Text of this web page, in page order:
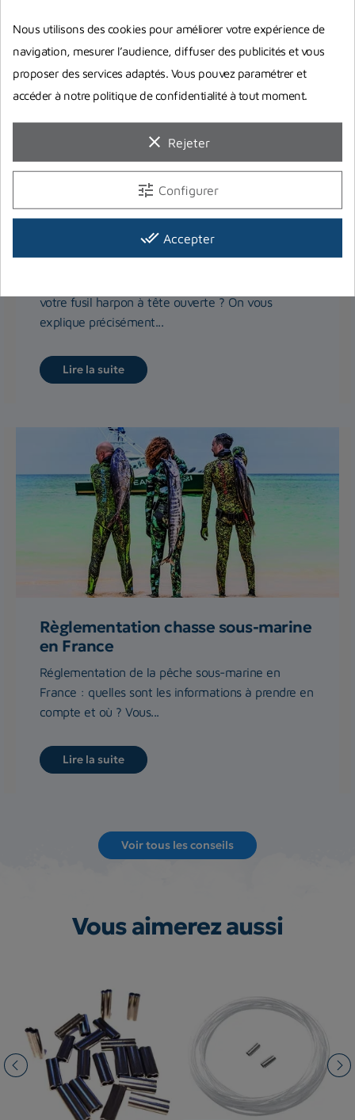
Monter soi-même un fusil de chasse
à tête ouverte
votre fusil harpon à tête ouverte ? On vous
explique précisément...
Lire la suite
Règlementation chasse sous-marine
en France
Réglementation de la pêche sous-marine en
France : quelles sont les informations à prendre en
compte et où ? Vous...
Lire la suite
Voir tous les conseils
Vous aimerez aussi
Nous utilisons des cookies pour améliorer votre expérience de
navigation, mesurer l’audience, diffuser des publicités et vous
proposer des services adaptés. Vous pouvez paramétrer et
accéder à notre politique de confidentialité à tout moment.
clear Rejeter
tune Configurer
done_all Accepter